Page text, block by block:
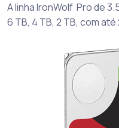
A linha IronWolf Pro de
6 TB, 4 TB, 2 TB, com